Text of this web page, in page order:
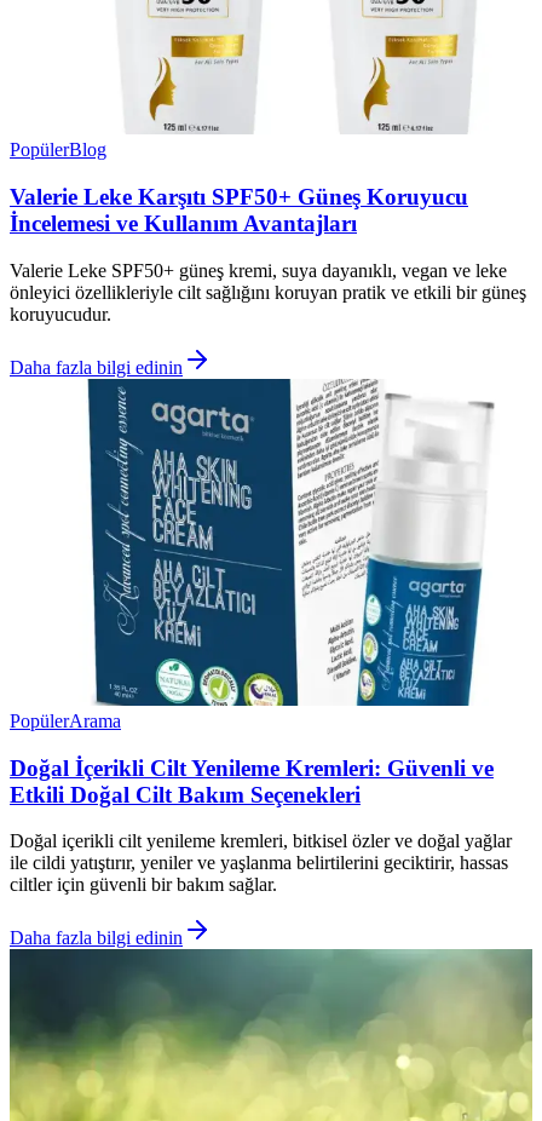
PopülerBlog
Valerie Leke Karşıtı SPF50+ Güneş Koruyucu
İncelemesi ve Kullanım Avantajları
Valerie Leke SPF50+ güneş kremi, suya dayanıklı, vegan ve leke
önleyici özellikleriyle cilt sağlığını koruyan pratik ve etkili bir güneş
koruyucudur.
Daha fazla bilgi edinin
PopülerArama
Doğal İçerikli Cilt Yenileme Kremleri: Güvenli ve
Etkili Doğal Cilt Bakım Seçenekleri
Doğal içerikli cilt yenileme kremleri, bitkisel özler ve doğal yağlar
ile cildi yatıştırır, yeniler ve yaşlanma belirtilerini geciktirir, hassas
ciltler için güvenli bir bakım sağlar.
Daha fazla bilgi edinin